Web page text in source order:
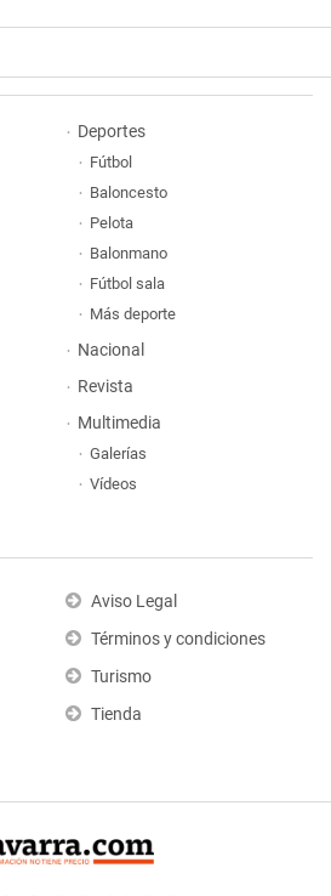
Deportes
Fútbol
Baloncesto
Pelota
Balonmano
Fútbol sala
Más deporte
Nacional
Revista
Multimedia
Galerías
Vídeos
Aviso Legal
Términos y condiciones
Turismo
Tienda